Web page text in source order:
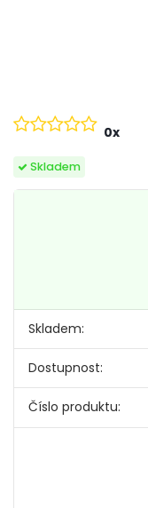
Skladem
0x
Skladem:
Dostupnost:
Číslo produktu: